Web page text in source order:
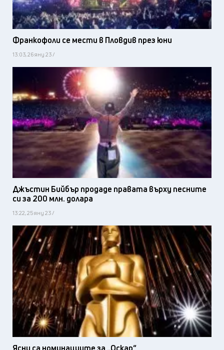
Франкофоли се мести в Пловдив през юни
13:03, 26 яну 23 /
Джъстин Бийбър продаде правата върху песните
си за 200 млн. долара
13:22, 25 яну 23 /
Ясни са номинациите за „Оскар“